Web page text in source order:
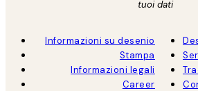
tuoi dati
Informazioni su desenio
Stampa
Informazioni legali
Career